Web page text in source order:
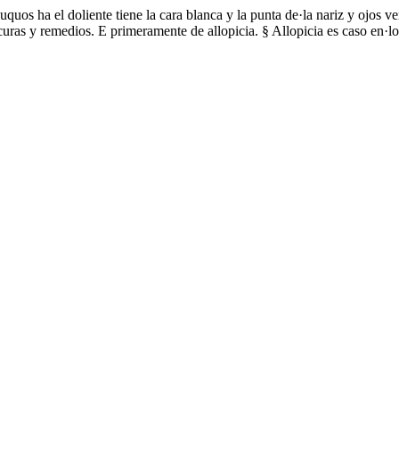
ha el doliente tiene la cara blanca y la punta de·la nariz y ojos
y remedios. E primeramente de allopicia. § Allopicia es caso